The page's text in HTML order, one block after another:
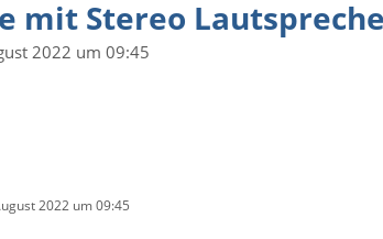
mit Stereo
2022 um 09:45
2022 um 09:45